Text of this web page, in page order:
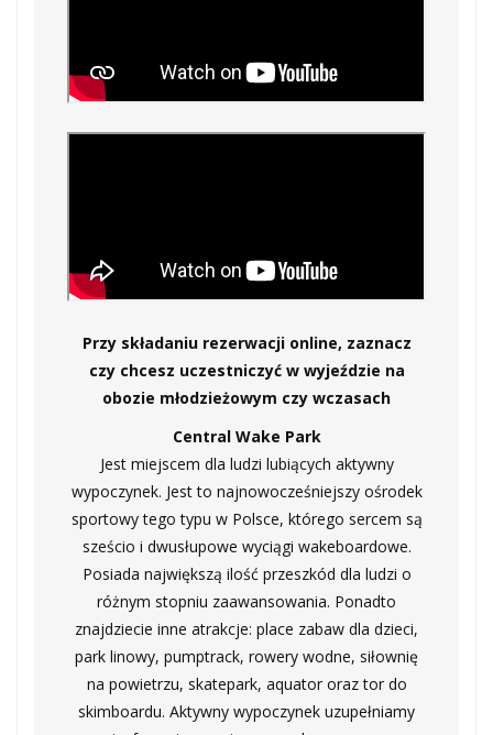
Przy składaniu rezerwacji online, zaznacz
czy chcesz uczestniczyć w wyjeździe na
obozie młodzieżowym czy wczasach
Central Wake Park
Jest miejscem dla ludzi lubiących aktywny
wypoczynek. Jest to najnowocześniejszy ośrodek
sportowy tego typu w Polsce, którego sercem są
sześcio i dwusłupowe wyciągi wakeboardowe.
Posiada największą ilość przeszkód dla ludzi o
różnym stopniu zaawansowania. Ponadto
znajdziecie inne atrakcje: place zabaw dla dzieci,
park linowy, pumptrack, rowery wodne, siłownię
na powietrzu, skatepark, aquator oraz tor do
skimboardu. Aktywny wypoczynek uzupełniamy